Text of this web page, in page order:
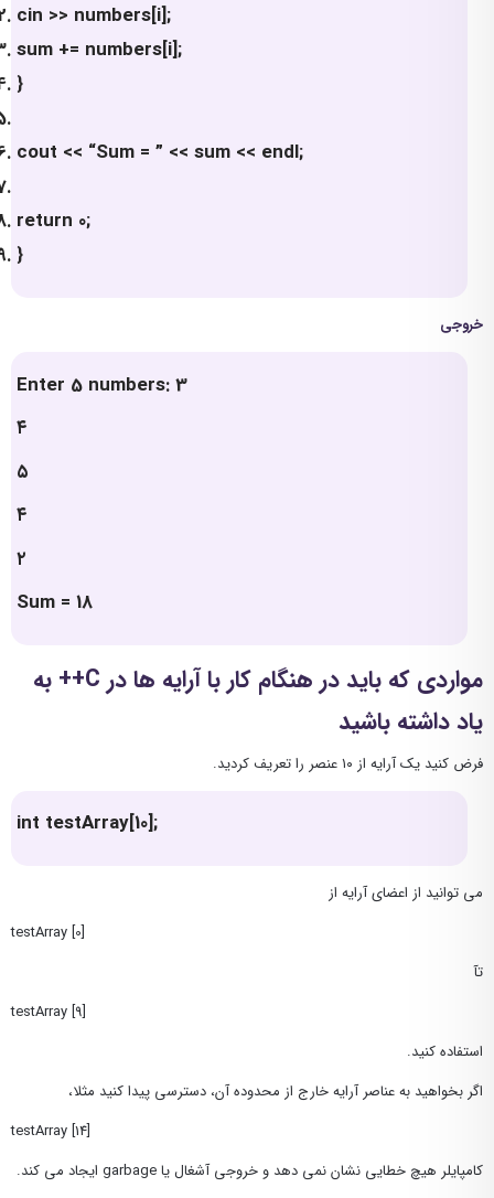
cin >> numbers[i];
sum += numbers[i];
}
cout << “Sum = ” << sum << endl;
return 0;
}
خروجی
Enter 5 numbers: 3
۴
۵
۴
۲
Sum = 18
مواردی که باید در هنگام کار با آرایه ها در C++ به
یاد داشته باشید
فرض کنید یک آرایه از ۱۰ عنصر را تعریف کردید.
int testArray[10];
می توانید از اعضای آرایه از
testArray [0]
تآ
testArray [9]
استفاده کنید.
اگر بخواهید به عناصر آرایه خارج از محدوده آن، دسترسی پیدا کنید مثلا،
testArray [14]
کامپایلر هیچ خطایی نشان نمی دهد و خروجی آشغال یا garbage ایجاد می کند.